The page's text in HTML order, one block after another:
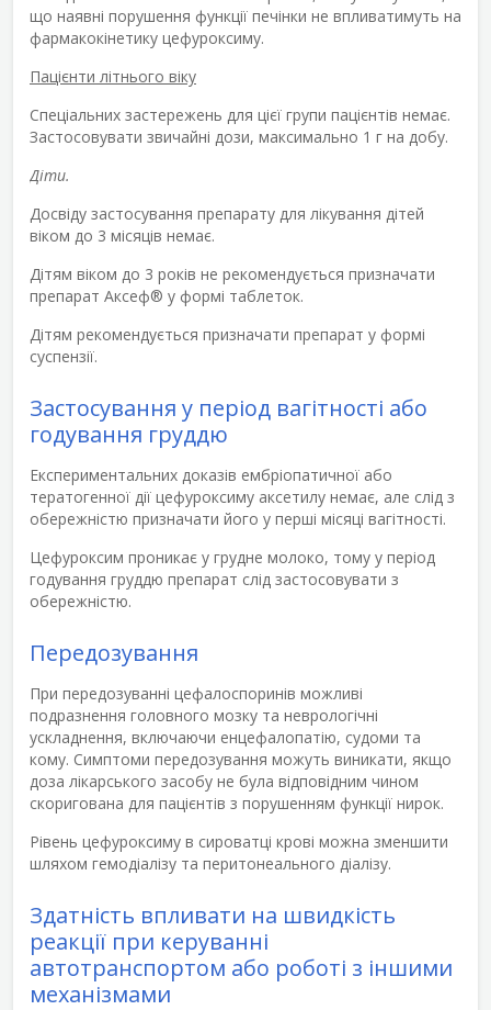
що наявні порушення функції печінки не впливатимуть на
фармакокінетику цефуроксиму.
Пацієнти літнього віку
Спеціальних застережень для цієї групи пацієнтів немає.
Застосовувати звичайні дози, максимально 1 г на добу.
Діти.
Досвіду застосування препарату для лікування дітей
віком до 3 місяців немає.
Дітям віком до 3 років не рекомендується призначати
препарат Аксеф® у формі таблеток.
Дітям рекомендується призначати препарат у формі
суспензії.
Застосування у період вагітності або
годування груддю
Експериментальних доказів ембріопатичної або
тератогенної дії цефуроксиму аксетилу немає, але слід з
обережністю призначати його у перші місяці вагітності.
Цефуроксим проникає у грудне молоко, тому у період
годування груддю препарат слід застосовувати з
обережністю.
Передозування
При передозуванні цефалоспоринів можливі
подразнення головного мозку та неврологічні
ускладнення, включаючи енцефалопатію, судоми та
кому. Симптоми передозування можуть виникати, якщо
доза лікарського засобу не була відповідним чином
скоригована для пацієнтів з порушенням функції нирок.
Рівень цефуроксиму в сироватці крові можна зменшити
шляхом гемодіалізу та перитонеального діалізу.
Здатність впливати на швидкість
реакції при керуванні
автотранспортом або роботі з іншими
механізмами